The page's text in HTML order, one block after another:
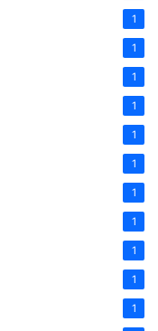
1
1
1
1
1
1
1
1
1
1
1